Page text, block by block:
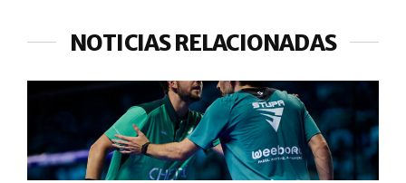
NOTICIAS RELACIONADAS